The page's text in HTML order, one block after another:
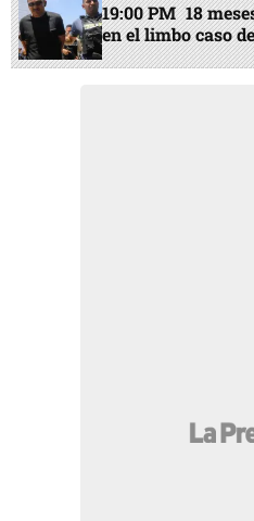
19:00 PM 18
en el limbo caso